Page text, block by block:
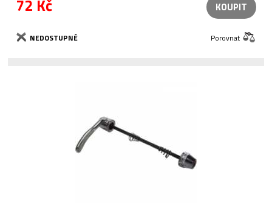
72 Kč KOUPIT
NEDOSTUPNÉ Porovnat